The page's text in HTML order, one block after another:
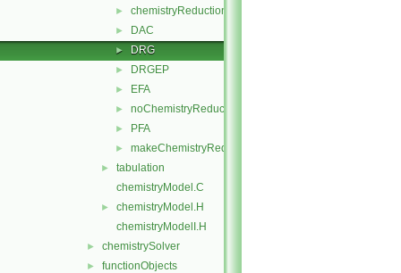
► chemistryReductionMethod
► DAC
► DRG
► DRGEP
► EFA
► noChemistryReduction
► PFA
► makeChemistryReductionMethod.H
►
tabulation
chemistryModel.C
►
chemistryModel.H
chemistryModelI.H
► chemistrySolver
► functionObjects